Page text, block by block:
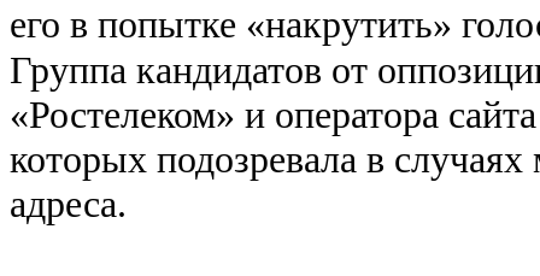
его в попытке «накрутить»
Группа кандидатов от
«Ростелеком» и оператора
которых подозревала в
адреса.